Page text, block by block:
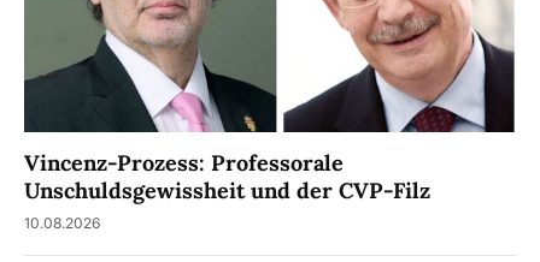
Vincenz-Prozess: Professorale
Unschuldsgewissheit und der CVP-Filz
10.08.2026